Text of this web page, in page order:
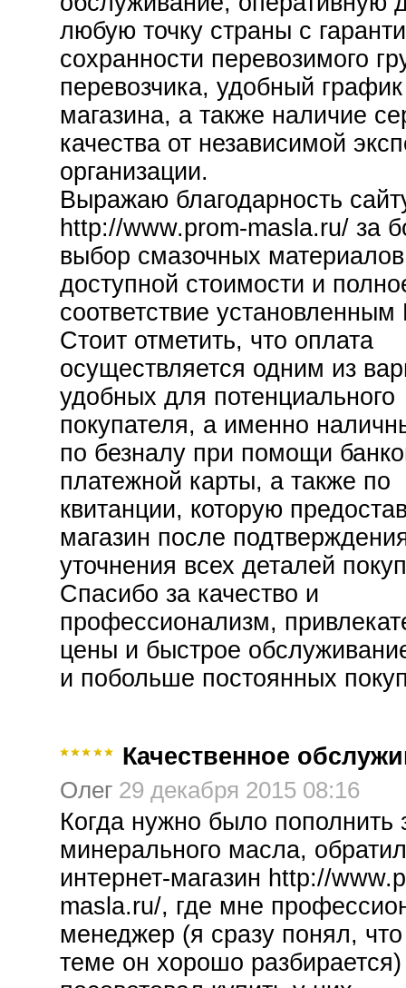
любую точку страны с
сохранности перевозимого
перевозчика, удобный
магазина, а также наличие
качества от независимой
организации.
Выражаю благодарность
http://www.prom-masla.ru/ за
выбор смазочных
доступной стоимости и
соответствие
Стоит отметить, что оплата
осуществляется одним из
удобных для потенциального
покупателя, а именно
по безналу при помощи
платежной карты, а также по
квитанции, которую
магазин после
уточнения всех деталей
Спасибо за качество и
профессионализм,
цены и быстрое
и побольше постоянных
Качественное
Олег 29 декабря 2015 08:16
Когда нужно было пополнить
минерального масла,
интернет-магазин http://
masla.ru/, где мне
менеджер (я сразу понял, что
теме он хорошо разбирается)